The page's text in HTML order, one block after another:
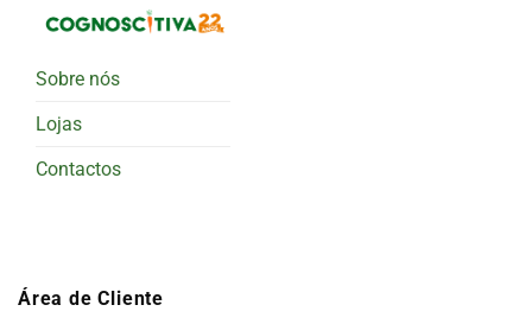
Sobre nós
Lojas
Contactos
Área de Cliente